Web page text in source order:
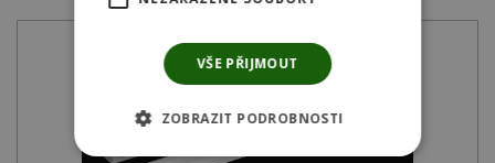
VŠE PŘIJMOUT
ZOBRAZIT PODROBNOSTI